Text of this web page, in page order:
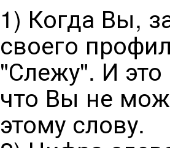
1) Когда Вы,
своего
"Слежу". И
что Вы не
этому слову.